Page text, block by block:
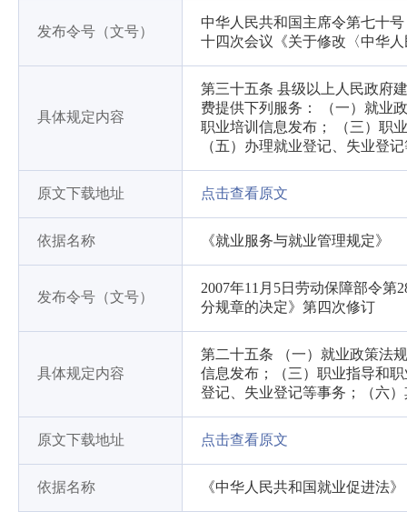
发布令号（文号）
中华人民共和国主席令第七十
十四次会议《关于修改〈中华
具体规定内容
第三十五条 县级以上人民政府
费提供下列服务： （一）就业
职业培训信息发布； （三）职
（五）办理就业登记、失业登
原文下载地址 点击查看原文
依据名称 《就业服务与就业管理规定》
发布令号（文号）
2007年11月5日劳动保障部令第
分规章的决定》第四次修订
具体规定内容
第二十五条 （一）就业政策法
信息发布；（三）职业指导和
登记、失业登记等事务；（六
原文下载地址 点击查看原文
依据名称 《中华人民共和国就业促进法》